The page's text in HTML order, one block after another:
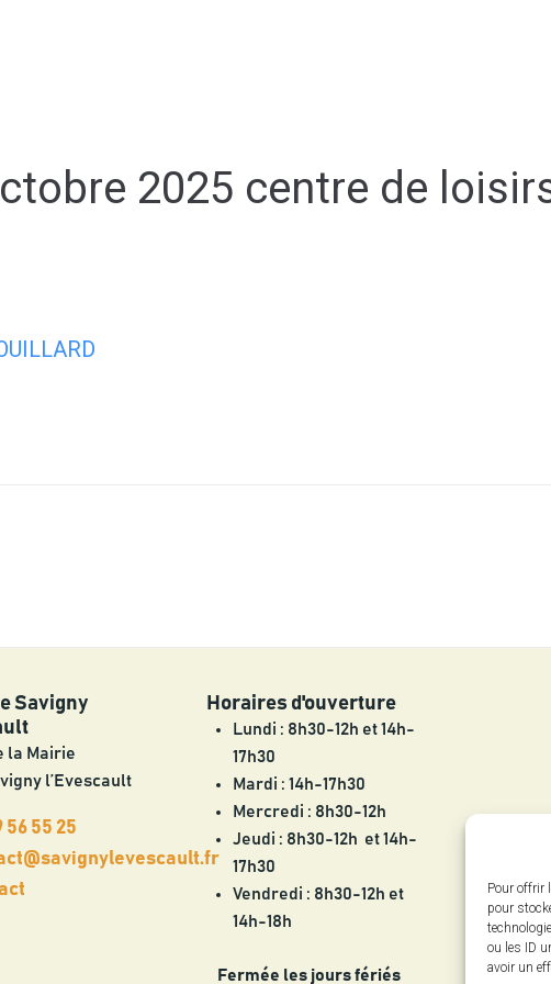
Pour offrir
pour
ou les ID
avoir un
2025 centre de
Savigny
la Mairie
l’Evescault
56 55 25
Horaires d'ouverture
Lundi : 8h30-12h et 14h-
17h30
Mardi : 14h-17h30
Mercredi : 8h30-12h
Jeudi : 8h30-12h et 14h-
17h30
Vendredi : 8h30-12h et
14h-18h
Fermée les jours fériés